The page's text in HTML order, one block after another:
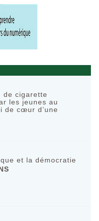
de cigarette
les jeunes au
de cœur d’une
et la démocratie